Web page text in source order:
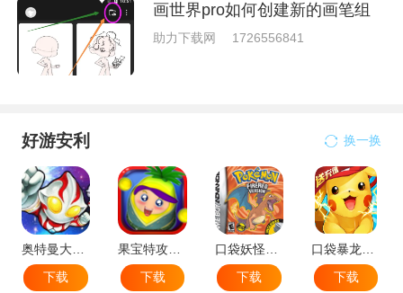
画世界pro如何创建新的画笔组
助力下载网 1726556841
好游安利 换一换
奥特曼大战小怪兽
下载
果宝特攻机甲英雄
下载
口袋妖怪：火红802 2.1汉化版
下载
口袋暴龙送VIP18手机版
下载